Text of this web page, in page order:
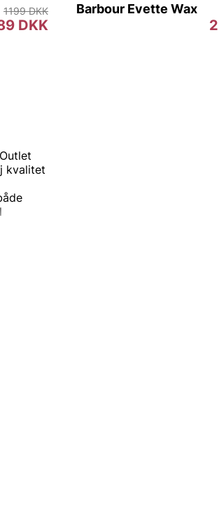
52 54
DKK
1199 DKK Barbour Evette Wax
kvalitet